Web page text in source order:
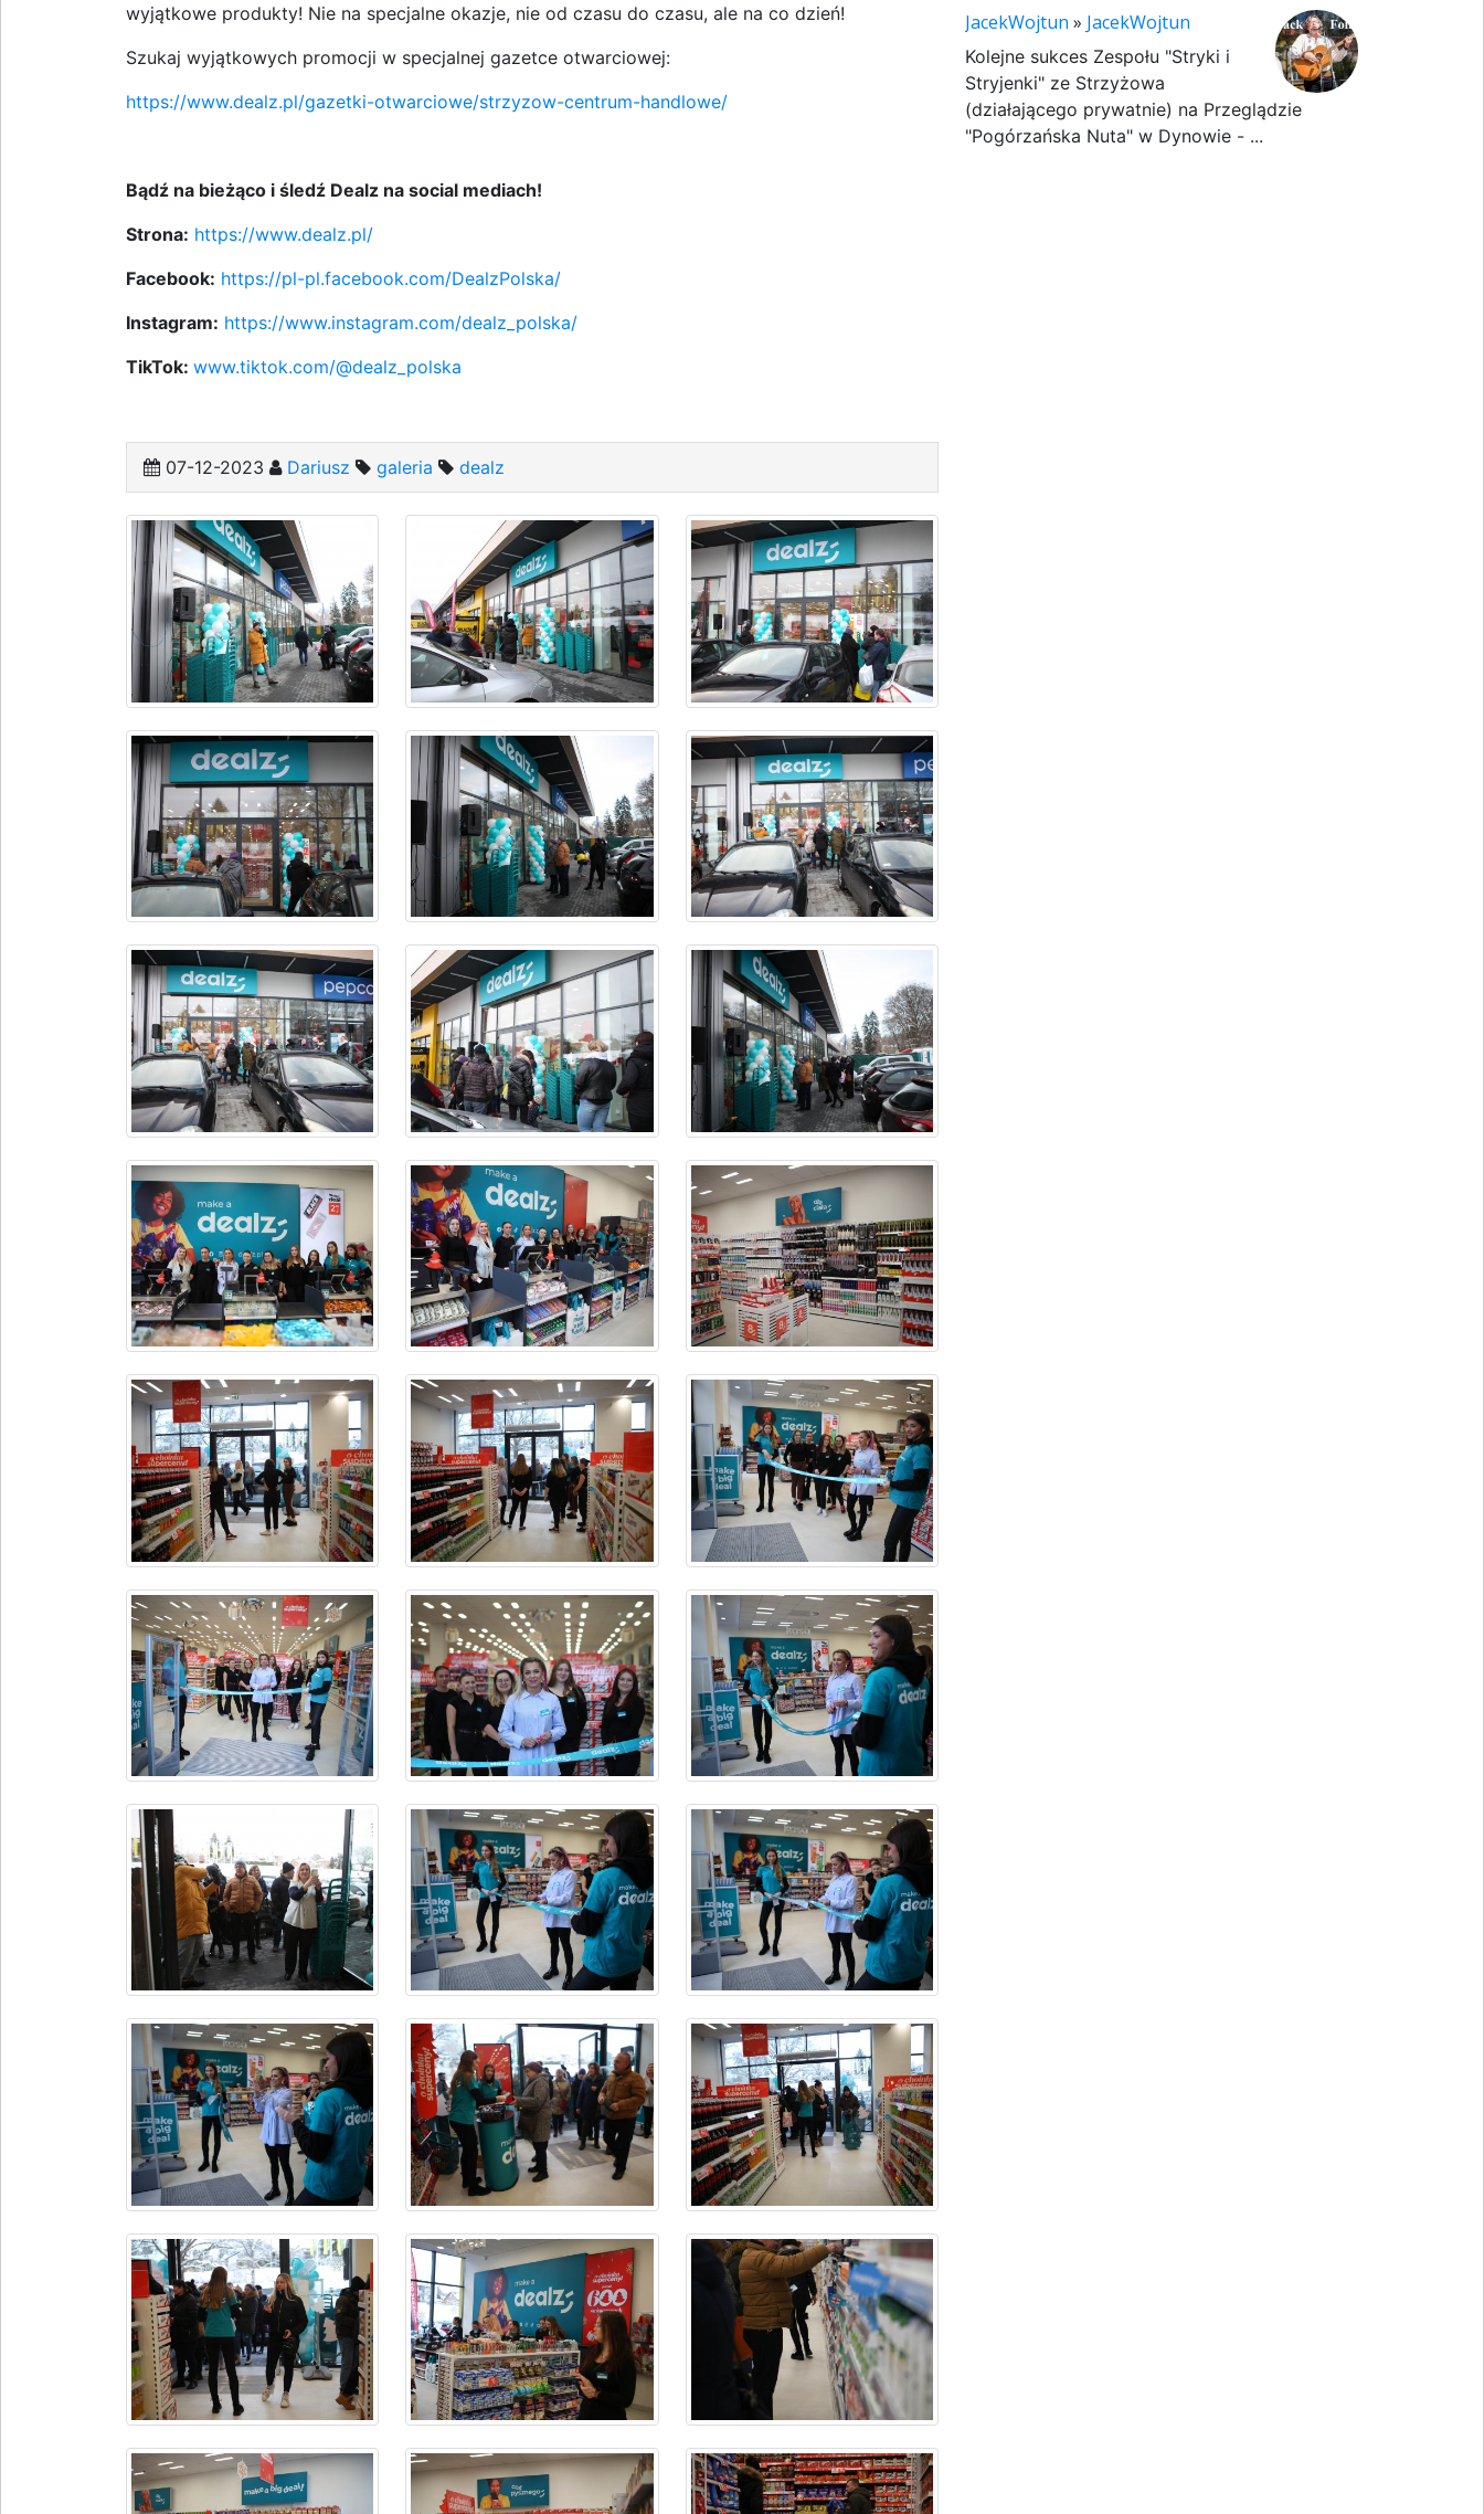
wyjątkowe produkty! Nie na specjalne okazje, nie od czasu do czasu, ale na co dzień!
Szukaj wyjątkowych promocji w specjalnej gazetce otwarciowej:
https://www.dealz.pl/gazetki-otwarciowe/strzyzow-centrum-handlowe/
Bądź na bieżąco i śledź Dealz na social mediach!
Strona: https://www.dealz.pl/
Facebook: https://pl-pl.facebook.com/DealzPolska/
Instagram: https://www.instagram.com/dealz_polska/
TikTok: www.tiktok.com/@dealz_polska
07-12-2023 Dariusz galeria dealz
JacekWojtun » JacekWojtun
Kolejne sukces Zespołu "Stryki i
Stryjenki" ze Strzyżowa
(działającego prywatnie) na Przeglądzie
"Pogórzańska Nuta" w Dynowie - ...